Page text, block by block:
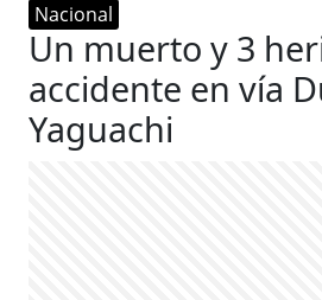
Nacional
Un muerto y 3
accidente en vía
Yaguachi